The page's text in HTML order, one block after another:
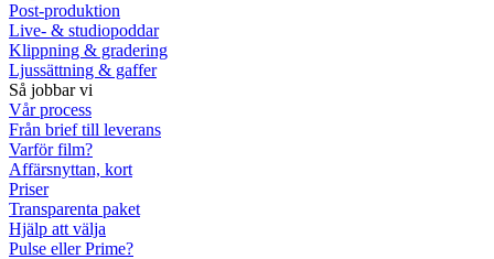
Post-produktion
Live- & studiopoddar
Klippning & gradering
Ljussättning & gaffer
Så jobbar vi
Vår process
Från brief till leverans
Varför film?
Affärsnyttan, kort
Priser
Transparenta paket
Hjälp att välja
Pulse eller Prime?